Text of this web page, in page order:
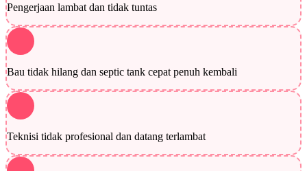
Pengerjaan lambat dan tidak tuntas
Bau tidak hilang dan septic tank cepat penuh kembali
Teknisi tidak profesional dan datang terlambat